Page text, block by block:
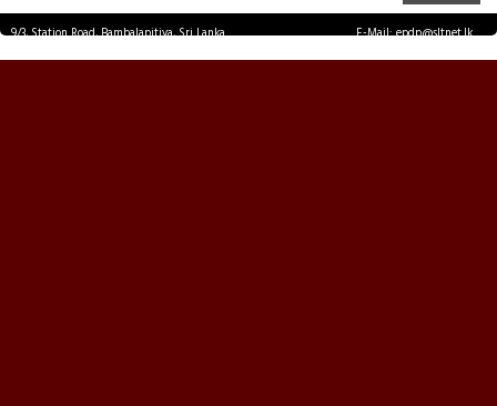
9/3, Station Road, Bambalapitiya, Sri Lanka.
E-Mail: epdp@sltnet.lk